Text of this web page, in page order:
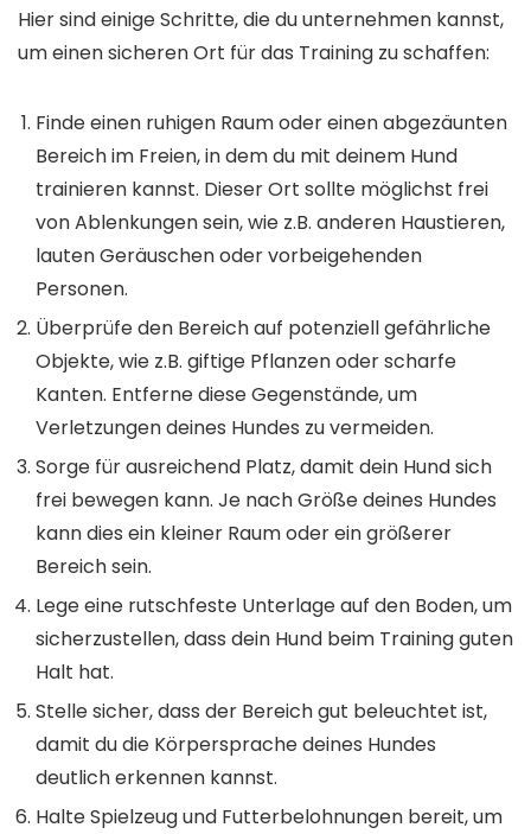
Hier sind einige Schritte, die du unternehmen kannst,
um einen sicheren Ort für das Training zu schaffen:
Finde einen ruhigen Raum oder einen abgezäunten
Bereich im Freien, in dem du mit deinem Hund
trainieren kannst. Dieser Ort sollte möglichst frei
von Ablenkungen sein, wie z.B. anderen Haustieren,
lauten Geräuschen oder vorbeigehenden
Personen.
Überprüfe den Bereich auf potenziell gefährliche
Objekte, wie z.B. giftige Pflanzen oder scharfe
Kanten. Entferne diese Gegenstände, um
Verletzungen deines Hundes zu vermeiden.
Sorge für ausreichend Platz, damit dein Hund sich
frei bewegen kann. Je nach Größe deines Hundes
kann dies ein kleiner Raum oder ein größerer
Bereich sein.
Lege eine rutschfeste Unterlage auf den Boden, um
sicherzustellen, dass dein Hund beim Training guten
Halt hat.
Stelle sicher, dass der Bereich gut beleuchtet ist,
damit du die Körpersprache deines Hundes
deutlich erkennen kannst.
Halte Spielzeug und Futterbelohnungen bereit, um